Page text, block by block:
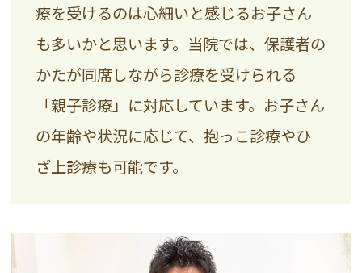
療を受けるのは心細いと感じるお子さん
も多いかと思います。当院では、保護者の
かたが同席しながら診療を受けられる
「親子診療」に対応しています。お子さん
の年齢や状況に応じて、抱っこ診療やひ
ざ上診療も可能です。